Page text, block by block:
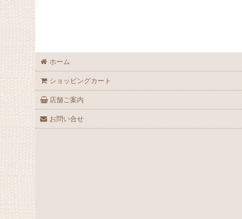
ホーム
ショッピングカート
店舗ご案内
お問い合せ